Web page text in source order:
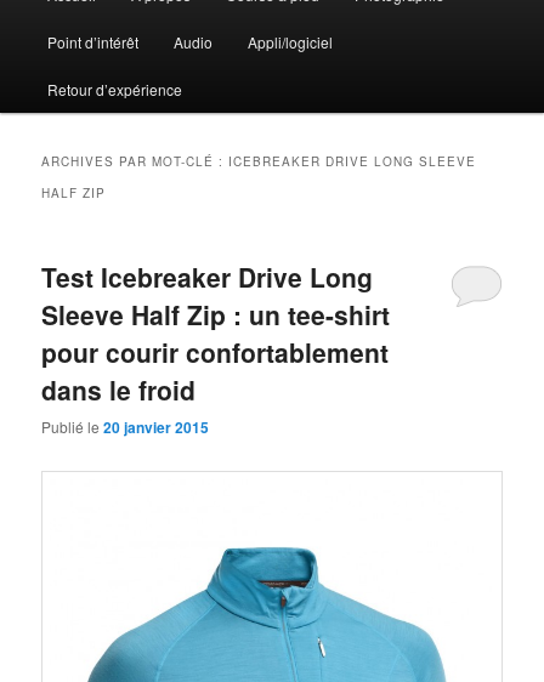
principal
Point d’intérêt Audio Appli/logiciel
Retour d’expérience
ARCHIVES PAR MOT-CLÉ : ICEBREAKER DRIVE LONG SLEEVE
HALF ZIP
Test Icebreaker Drive Long
Sleeve Half Zip : un tee-shirt
pour courir confortablement
dans le froid
Publié le20 janvier 2015